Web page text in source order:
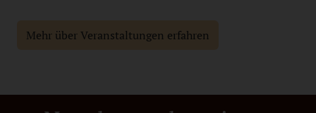
Mehr über Veranstaltungen erfahren